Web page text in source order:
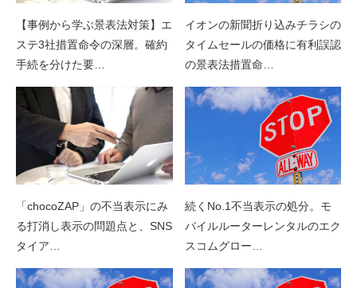
【事例から学ぶ景表法対策】エ
ステ3社措置命令の深層。確約
手続を分けた要…
イオンの新聞折り込みチラシの
タイムセールの価格に有利誤認
の景表法措置命…
「chocoZAP」の不当表示にみ
る打消し表示の問題点と、SNS
タイア…
続くNo.1不当表示の処分。モ
バイルルーターレンタルのエク
スコムグロー…